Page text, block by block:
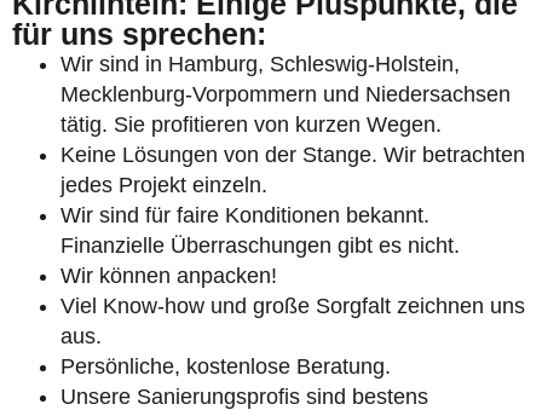
für uns sprechen:
Wir sind in Hamburg, Schleswig-Holstein,
Mecklenburg-Vorpommern und Niedersachsen
tätig. Sie profitieren von kurzen Wegen.
Keine Lösungen von der Stange. Wir betrachten
jedes Projekt einzeln.
Wir sind für faire Konditionen bekannt.
Finanzielle Überraschungen gibt es nicht.
Wir können anpacken!
Viel Know-how und große Sorgfalt zeichnen uns
aus.
Persönliche, kostenlose Beratung.
Unsere Sanierungsprofis sind bestens